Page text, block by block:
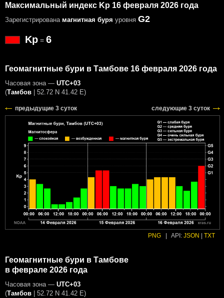
Максимальный индекс Kp 16 февраля 2026 года
Зарегистрирована магнитная буря уровня G2
Kp = 6
Геомагнитные бури в Тамбове 16 февраля 2026 года
Часовая зона — UTC+03
(Тамбов | 52.72 N 41.42 E)
предыдущие 3 суток следующие 3 суток
PNG API: JSON TXT
Геомагнитные бури в Тамбове
в феврале 2026 года
Часовая зона — UTC+03
(Тамбов 52.72 N 41.42 E)